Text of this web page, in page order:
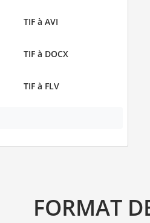
TIF à AVI
TIF à DOCX
TIF à FLV
FORMAT